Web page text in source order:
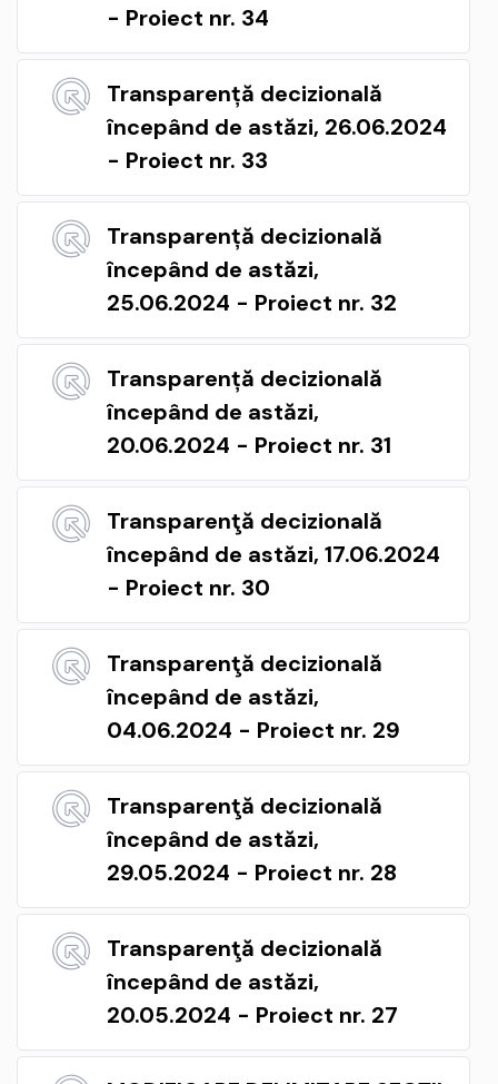
- Proiect nr. 34
Transparență decizională
începând de astăzi, 26.06.2024
- Proiect nr. 33
Transparență decizională
începând de astăzi,
25.06.2024 - Proiect nr. 32
Transparență decizională
începând de astăzi,
20.06.2024 - Proiect nr. 31
Transparenţă decizională
începând de astăzi, 17.06.2024
- Proiect nr. 30
Transparenţă decizională
începând de astăzi,
04.06.2024 - Proiect nr. 29
Transparenţă decizională
începând de astăzi,
29.05.2024 - Proiect nr. 28
Transparenţă decizională
începând de astăzi,
20.05.2024 - Proiect nr. 27